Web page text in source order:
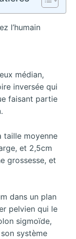
l’humain
médian,
inversée qui
faisant partie
taille moyenne
et 2,5cm
grossesse, et
dans un plan
pelvien qui le
sigmoïde,
système